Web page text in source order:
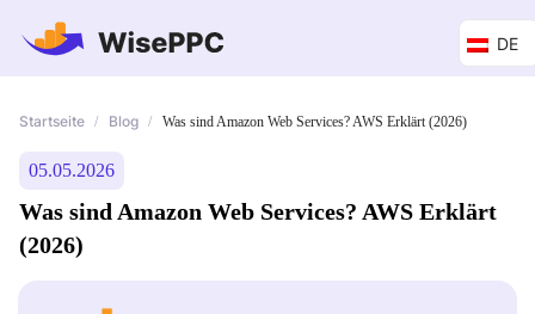
DE
Startseite / Blog / Was sind Amazon Web Services? AWS Erklärt (2026)
05.05.2026
Was sind Amazon Web Services? AWS Erklärt
(2026)